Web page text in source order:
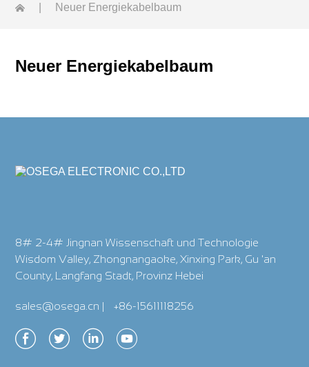
Neuer Energiekabelbaum
Neuer Energiekabelbaum
8# 2-4# Jingnan Wissenschaft und Technologie
Wisdom Valley, Zhongnangaoke, Xinxing Park, Gu 'an
County, Langfang Stadt, Provinz Hebei
sales@osega.cn | +86-15611118256